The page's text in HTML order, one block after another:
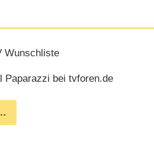
Wunschliste
Paparazzi bei tvforen.de